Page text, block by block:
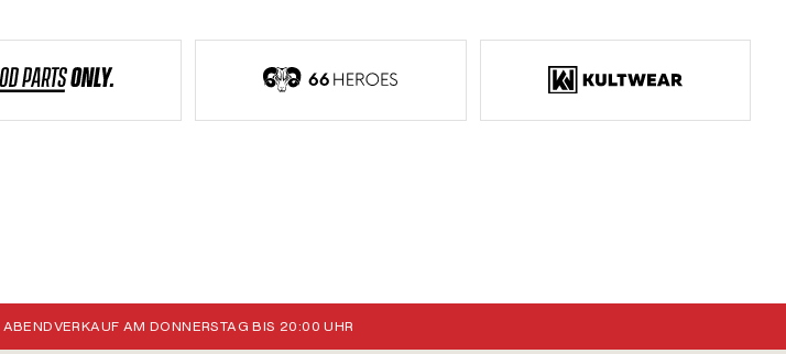
ABENDVERKAUF AM DONNERSTAG BIS 20:00 UHR